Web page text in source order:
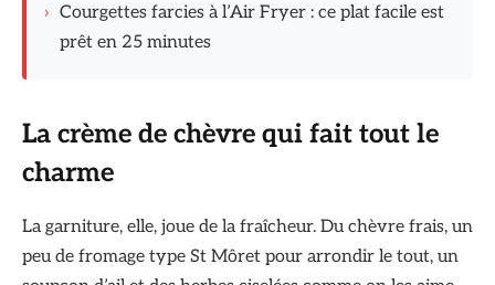
› Courgettes farcies à l’Air Fryer : ce plat facile est
prêt en 25 minutes
La crème de chèvre qui fait tout le
charme
La garniture, elle, joue de la fraîcheur. Du chèvre frais, un
peu de fromage type St Môret pour arrondir le tout, un